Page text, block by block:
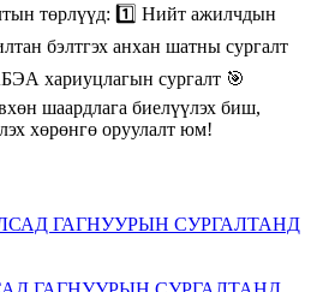
төрлүүд: 1️⃣ Нийт ажилчдын
бэлтгэх анхан шатны сургалт
хариуцлагын сургалт 🎯
шаардлага биелүүлэх биш,
хөрөнгө оруулалт юм!